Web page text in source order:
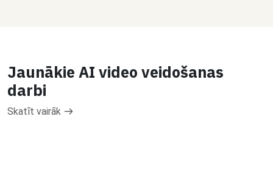
Jaunākie AI video veidošanas
darbi
Skatīt vairāk